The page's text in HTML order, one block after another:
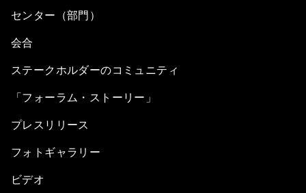
センター（部門）
会合
ステークホルダーのコミュニティ
「フォーラム・ストーリー」
プレスリリース
フォトギャラリー
ビデオ